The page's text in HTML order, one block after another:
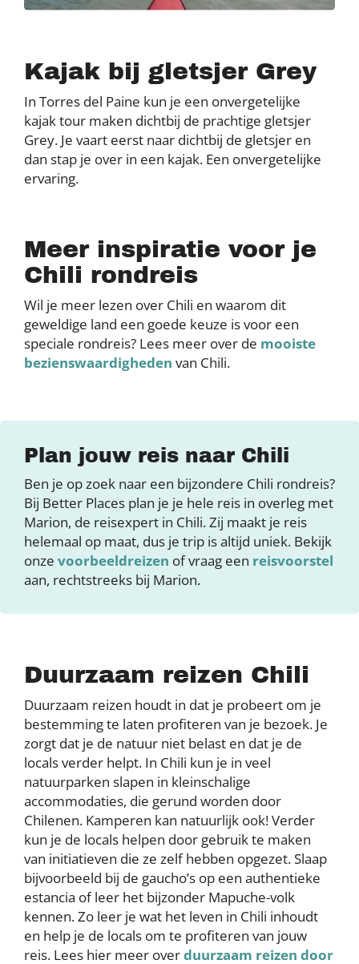
Kajak bij gletsjer Grey
In Torres del Paine kun je een onvergetelijke
kajak tour maken dichtbij de prachtige gletsjer
Grey. Je vaart eerst naar dichtbij de gletsjer en
dan stap je over in een kajak. Een onvergetelijke
ervaring.
Meer inspiratie voor je
Chili rondreis
Wil je meer lezen over Chili en waarom dit
geweldige land een goede keuze is voor een
speciale rondreis? Lees meer over de mooiste
bezienswaardigheden van Chili.
Plan jouw reis naar Chili
Ben je op zoek naar een bijzondere Chili rondreis?
Bij Better Places plan je je hele reis in overleg met
Marion, de reisexpert in Chili. Zij maakt je reis
helemaal op maat, dus je trip is altijd uniek. Bekijk
onze voorbeeldreizen of vraag een reisvoorstel
aan, rechtstreeks bij Marion.
Duurzaam reizen Chili
Duurzaam reizen houdt in dat je probeert om je
bestemming te laten profiteren van je bezoek. Je
zorgt dat je de natuur niet belast en dat je de
locals verder helpt. In Chili kun je in veel
natuurparken slapen in kleinschalige
accommodaties, die gerund worden door
Chilenen. Kamperen kan natuurlijk ook! Verder
kun je de locals helpen door gebruik te maken
van initiatieven die ze zelf hebben opgezet. Slaap
bijvoorbeeld bij de gaucho’s op een authentieke
estancia of leer het bijzonder Mapuche-volk
kennen. Zo leer je wat het leven in Chili inhoudt
en help je de locals om te profiteren van jouw
reis. Lees hier meer overduurzaam reizen door